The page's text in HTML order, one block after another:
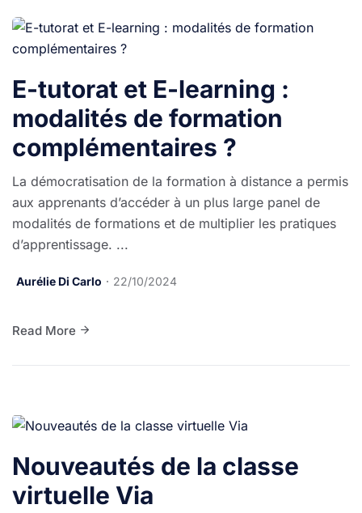
E-tutorat et E-learning :
modalités de formation
complémentaires ?
La démocratisation de la formation à distance a permis
aux apprenants d’accéder à un plus large panel de
modalités de formations et de multiplier les pratiques
d’apprentissage. ...
Aurélie Di Carlo 22/10/2024
Read More
Nouveautés de la classe
virtuelle Via